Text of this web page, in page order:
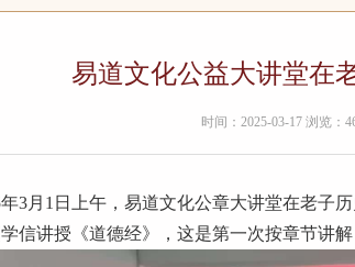
易道文化公益大讲堂在
时间：2025-03-17 浏览：
年3月1日上午，易道文化公章大讲堂在老子
信讲授《道德经》，这是第一次按章节讲